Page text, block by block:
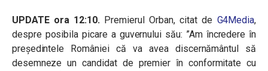
UPDATE ora 12:10.Premierul Orban, citat de G4Media,
despre posibila picare a guvernului său: ”Am încredere în
președintele României că va avea discernământul să
desemneze un candidat de premier în conformitate cu